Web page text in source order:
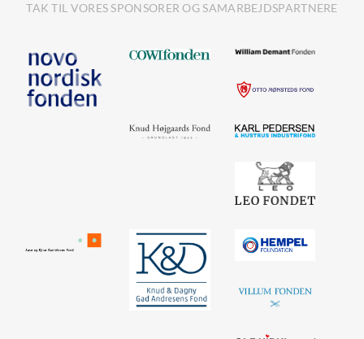
TAK TIL VORES SPONSORER OG SAMARBEJDSPARTNERE